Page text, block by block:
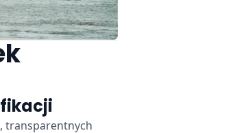
transparentnych